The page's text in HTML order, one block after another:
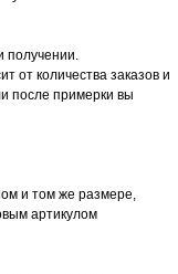
получении.
от количества заказов и
после примерки вы
и том же размере,
артикулом